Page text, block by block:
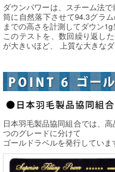
ダウンパワーは、スチーム法
筒に自然落下させて94.3グラ
までの高さを計測してダウン
このテストを、数回繰り返し
が大きいほど、 上質な大きな
日本羽毛製品協同組合では、
つのグレードに分けて
ゴールドラベルを発行していま